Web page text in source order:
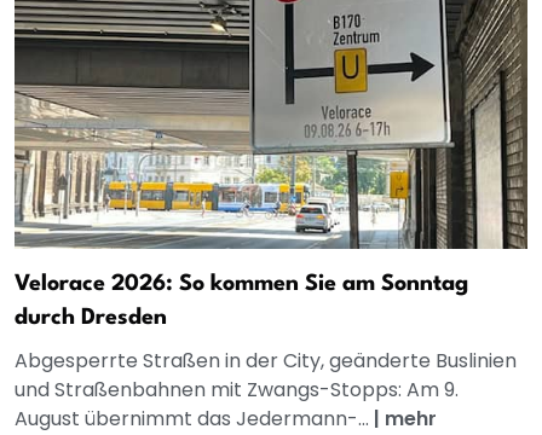
Velorace 2026: So kommen Sie am Sonntag
durch Dresden
Abgesperrte Straßen in der City, geänderte Buslinien
und Straßenbahnen mit Zwangs-Stopps: Am 9.
August übernimmt das Jedermann-... | mehr